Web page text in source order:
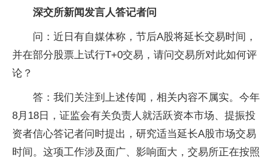
深交所新闻发言人答记者问
问：近日有自媒体称，节后A股将延长交易时间，
并在部分股票上试行T+0交易，请问交易所对此如何评
论？
答：我们关注到上述传闻，相关内容不属实。今年
8月18日，证监会有关负责人就活跃资本市场、提振投
资者信心答记者问时提出，研究适当延长A股市场交易
时间。这项工作涉及面广、影响面大，交易所正在按照